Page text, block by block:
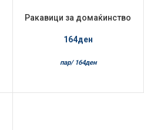
Ракавици за домаќинство
164ден
пар/ 164ден